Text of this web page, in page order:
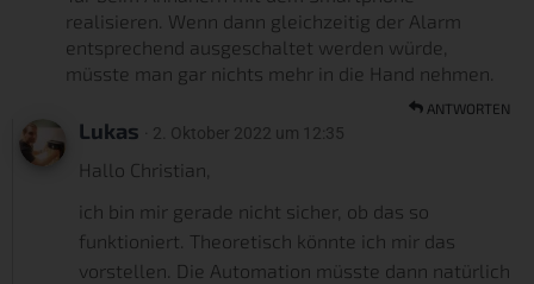
realisieren. Wenn dann gleichzeitig der Alarm
entsprechend ausgeschaltet werden würde,
müsste man gar nichts mehr in die Hand nehmen.
ANTWORTEN
Lukas · 2. Oktober 2022 um 12:35
Hallo Christian,
ich bin mir gerade nicht sicher, ob das so
funktioniert. Theoretisch könnte ich mir das
vorstellen. Die Automation müsste dann natürlich